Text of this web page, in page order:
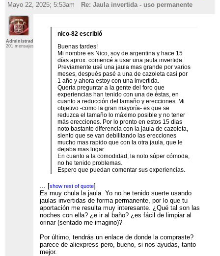
Mayo 22, 2025; 5:53am
Re: Jaula invertida - uso permanente
Administrador
201 mensajes
nico-82 escribió
Buenas tardes!
Mi nombre es Nico, soy de argentina y hace 15
días aprox. comencé a usar una jaula invertida.
Previamente usé una jaula mas grande por varios
meses, después pasé a una de cazoleta casi por
1 año y ahora estoy con una invertida.
Quería preguntar a la gente del foro que
experiencias han tenido con una de éstas, en
cuanto a reducción del tamaño y erecciones. Mi
objetivo -como la gran mayoría- es que se
reduzca el tamaño lo máximo posible y no tener
más erecciones. Por lo pronto en estos 15 dias
noto bastante diferencia con la jaula de cazoleta,
siento que se van debilitando las erecciones
mucho mas rapido que con la otra jaula, que le
dejaba mas lugar.
En cuanto a la comodidad, la noto súper cómoda,
no he tenido problemas.
Espero que puedan comentar sus experiencias.
PD: les dejo una imagen de la jaula.
[show rest of quote]
Es muy chula la jaula. Yo no he tenido suerte usando
jaulas invertidas de forma permanente, por lo que tu
aportación me resulta muy interesante. ¿Qué tal son las
noches con ella? ¿e ir al baño? ¿es fácil de limpiar al
orinar (sentado me imagino)?
Por último, tendrás un enlace de donde la compraste?
parece de aliexpress pero, bueno, si nos ayudas, tanto
mejor.